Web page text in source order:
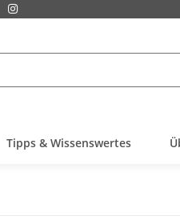
Tipps & Wissenswertes